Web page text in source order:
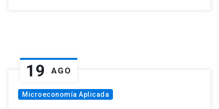
19 AGO
Microeconomía Aplicada